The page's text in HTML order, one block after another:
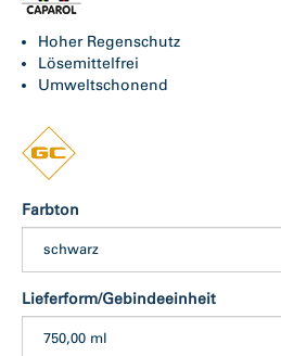
Hoher Regenschutz
Lösemittelfrei
Umweltschonend
Farbton
Lieferform/Gebindeeinheit